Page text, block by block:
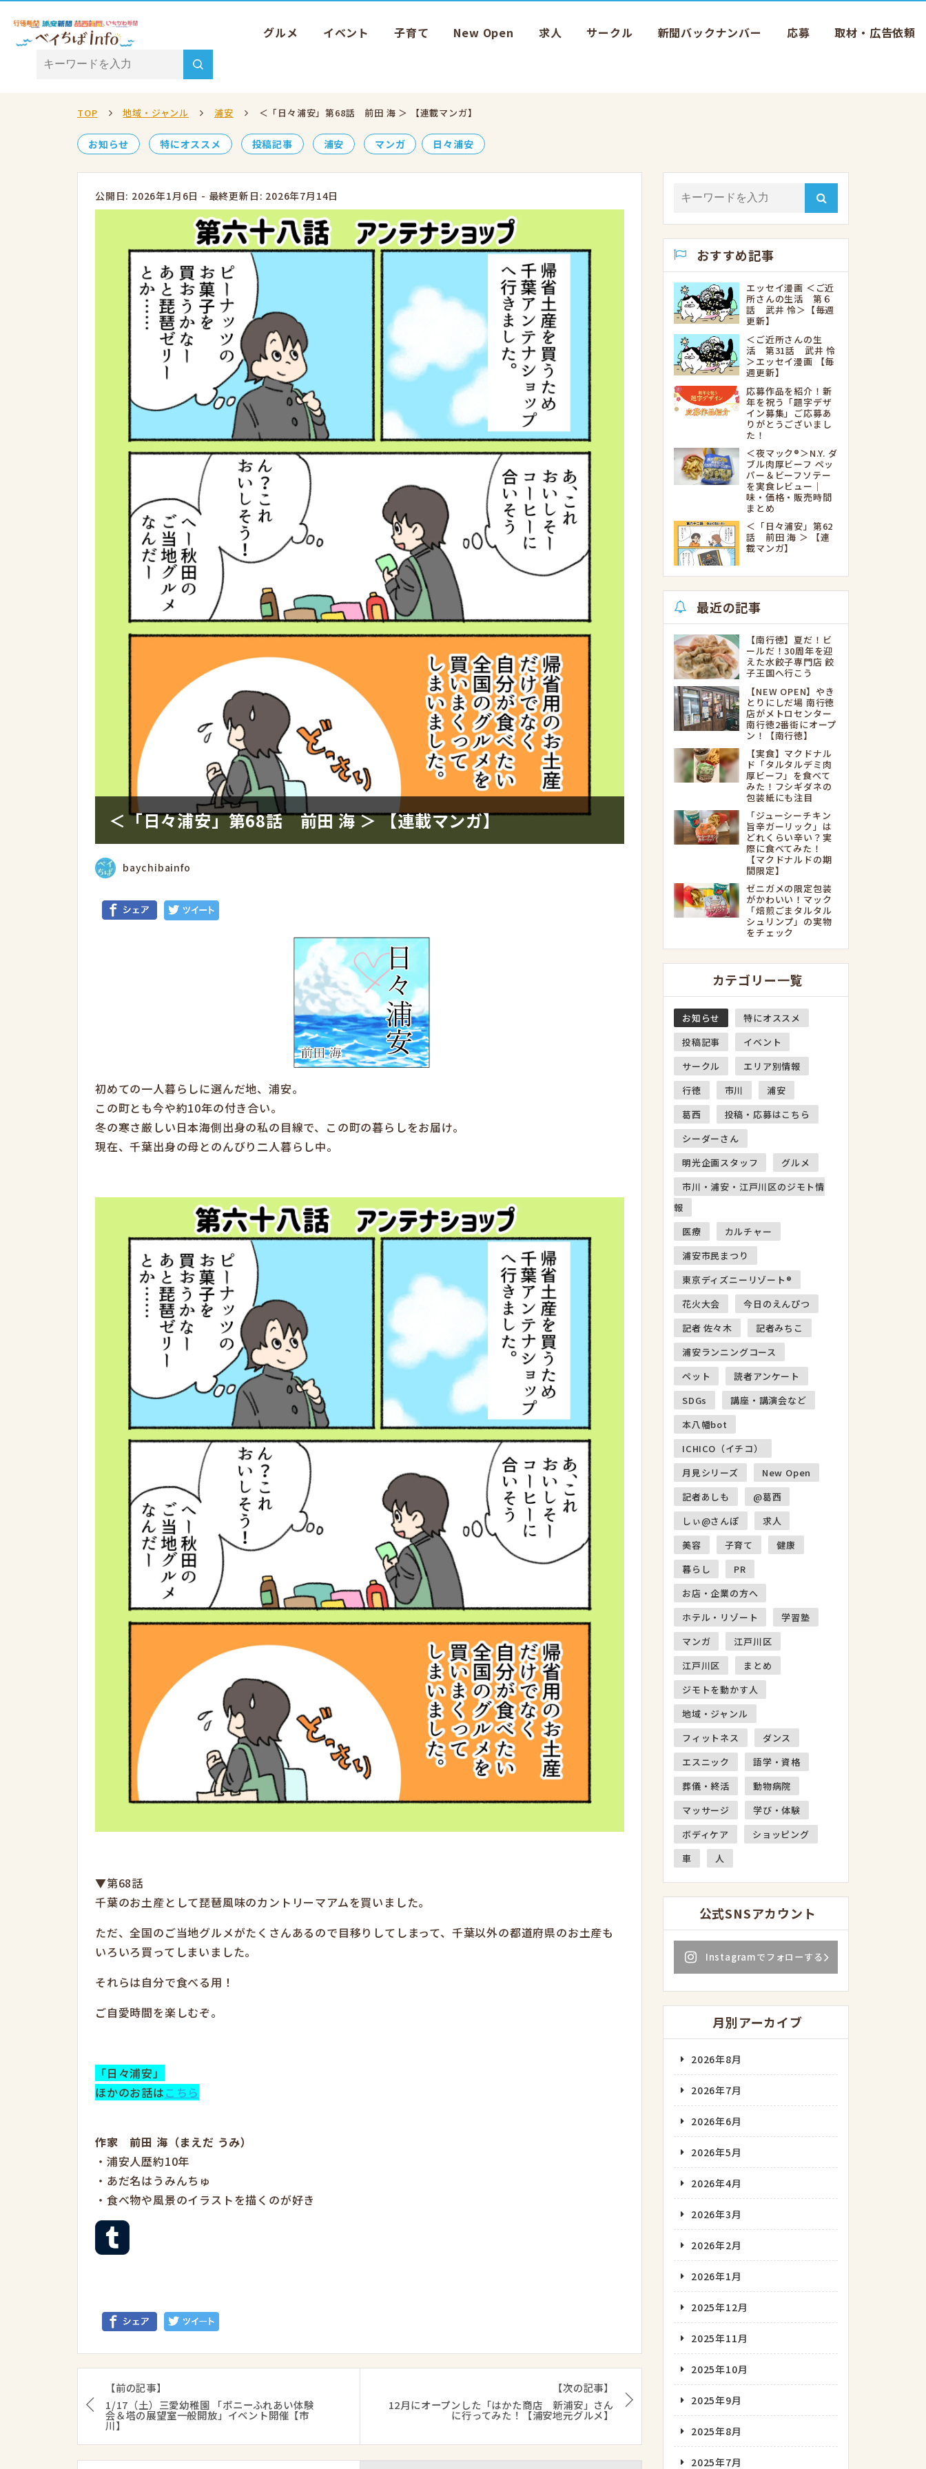
グルメ イベント 子育て New Open 求人 サークル 新聞バックナンバー 応募 取材・広告依頼
TOP 地域・ジャンル 浦安 ＜「日々浦安」第68話 前田 海 ＞ 【連載マンガ】
お知らせ 特にオススメ 投稿記事 浦安 マンガ 日々浦安
公開日: 2026年1月6日 - 最終更新日: 2026年7月14日
＜「日々浦安」第68話 前田 海 ＞ 【連載マンガ】
baychibainfo
初めての一人暮らしに選んだ地、浦安。
この町とも今や約10年の付き合い。
冬の寒さ厳しい日本海側出身の私の目線で、この町の暮らしをお届け。
現在、千葉出身の母とのんびり二人暮らし中。
▼第68話
千葉のお土産として琵琶風味のカントリーマアムを買いました。
ただ、全国のご当地グルメがたくさんあるので目移りしてしまって、千葉以外の都道府県のお土産も
いろいろ買ってしまいました。
それらは自分で食べる用！
ご自愛時間を楽しむぞ。
「日々浦安」
ほかのお話はこちら
作家 前田 海（まえだ うみ）
・浦安人歴約10年
・あだ名はうみんちゅ
・食べ物や風景のイラストを描くのが好き
【前の記事】
1/17（土）三愛幼稚園 「ポニーふれあい体験
会＆塔の展望室一般開放」イベント開催【市
川】
【次の記事】
12月にオープンした「はかた商店 新浦安」さん
に行ってみた！【浦安地元グルメ】
おすすめ記事
エッセイ漫画 ＜ご近
所さんの生活 第６
話 武井 怜＞【毎週
更新】
＜ご近所さんの生
活 第31話 武井 怜
＞エッセイ漫画 【毎
週更新】
応募作品を紹介！新
年を祝う「題字デザ
イン募集」ご応募あ
りがとうございまし
た！
＜夜マック®＞N.Y. ダ
ブル肉厚ビーフ ペッ
パー＆ビーフソテー
を実食レビュー｜
味・価格・販売時間
まとめ
＜「日々浦安」第62
話 前田 海 ＞ 【連
載マンガ】
最近の記事
【南行徳】夏だ！ビ
ールだ！30周年を迎
えた水餃子専門店 餃
子王国へ行こう
【NEW OPEN】やき
とりにしだ場 南行徳
店がメトロセンター
南行徳2番街にオープ
ン！【南行徳】
【実食】マクドナル
ド「タルタルデミ肉
厚ビーフ」を食べて
みた！フシギダネの
包装紙にも注目
「ジューシーチキン
旨辛ガーリック」は
どれくらい辛い？実
際に食べてみた！
【マクドナルドの期
間限定】
ゼニガメの限定包装
がかわいい！マック
「焙煎ごまタルタル
シュリンプ」の実物
をチェック
カテゴリー一覧
お知らせ
特にオススメ
投稿記事
イベント
サークル
エリア別情報
行徳
市川
浦安
葛西
投稿・応募はこちら
シーダーさん
明光企画スタッフ
グルメ
市川・浦安・江戸川区のジモト情
報
医療
カルチャー
浦安市民まつり
東京ディズニーリゾート®
花火大会
今日のえんぴつ
記者 佐々木
記者みちこ
浦安ランニングコース
ペット
読者アンケート
SDGs
講座・講演会など
本八幡bot
ICHICO（イチコ）
月見シリーズ
New Open
記者あしも
@葛西
しぃ@さんぽ
求人
美容
子育て
健康
暮らし
PR
お店・企業の方へ
ホテル・リゾート
学習塾
マンガ
江戸川区
江戸川区
まとめ
ジモトを動かす人
地域・ジャンル
フィットネス
ダンス
エスニック
語学・資格
葬儀・終活
動物病院
マッサージ
学び・体験
ボディケア
ショッピング
車
人
公式SNSアカウント
Instagramでフォローする
月別アーカイブ
2026年8月
2026年7月
2026年6月
2026年5月
2026年4月
2026年3月
2026年2月
2026年1月
2025年12月
2025年11月
2025年10月
2025年9月
2025年8月
2025年7月